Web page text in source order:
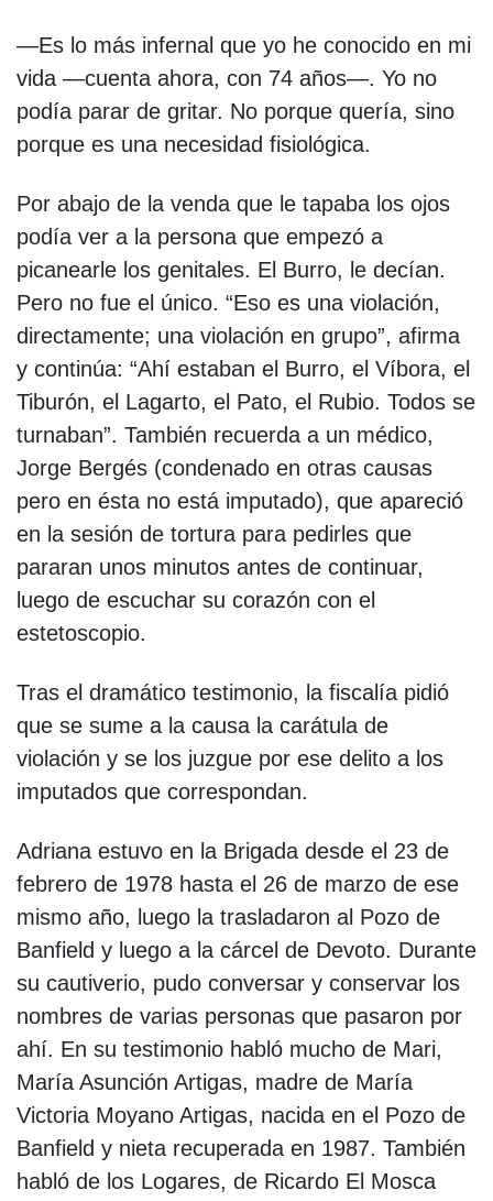
—Es lo más infernal que yo he conocido en mi
vida —cuenta ahora, con 74 años—. Yo no
podía parar de gritar. No porque quería, sino
porque es una necesidad fisiológica.
Por abajo de la venda que le tapaba los ojos
podía ver a la persona que empezó a
picanearle los genitales. El Burro, le decían.
Pero no fue el único. “Eso es una violación,
directamente; una violación en grupo”, afirma
y continúa: “Ahí estaban el Burro, el Víbora, el
Tiburón, el Lagarto, el Pato, el Rubio. Todos se
turnaban”. También recuerda a un médico,
Jorge Bergés (condenado en otras causas
pero en ésta no está imputado), que apareció
en la sesión de tortura para pedirles que
pararan unos minutos antes de continuar,
luego de escuchar su corazón con el
estetoscopio.
Tras el dramático testimonio, la fiscalía pidió
que se sume a la causa la carátula de
violación y se los juzgue por ese delito a los
imputados que correspondan.
Adriana estuvo en la Brigada desde el 23 de
febrero de 1978 hasta el 26 de marzo de ese
mismo año, luego la trasladaron al Pozo de
Banfield y luego a la cárcel de Devoto. Durante
su cautiverio, pudo conversar y conservar los
nombres de varias personas que pasaron por
ahí. En su testimonio habló mucho de Mari,
María Asunción Artigas, madre de María
Victoria Moyano Artigas, nacida en el Pozo de
Banfield y nieta recuperada en 1987. También
habló de los Logares, de Ricardo El Mosca